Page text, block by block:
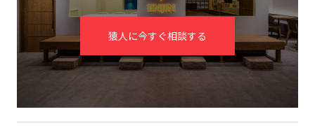
猿人に今すぐ相談する